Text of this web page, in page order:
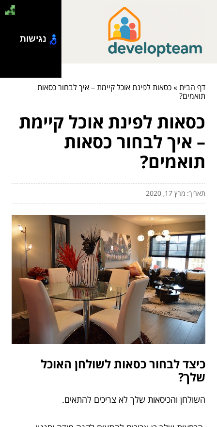
דף הבית»כסאות לפינת אוכל קיימת – איך לבחור כסאות
תואמים?
כסאות לפינת אוכל קיימת
– איך לבחור כסאות
תואמים?
תאריך: מרץ 17, 2020
כיצד לבחור כסאות לשולחן האוכל
שלך?
השולחן והכיסאות שלך לא צריכים להתאים.
נגישות